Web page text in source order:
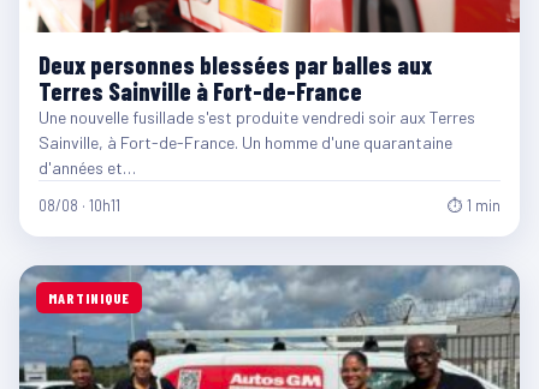
Deux personnes blessées par balles aux
Terres Sainville à Fort-de-France
Une nouvelle fusillade s'est produite vendredi soir aux Terres
Sainville, à Fort-de-France. Un homme d'une quarantaine
d'années et…
08/08 · 10h11 ⏱ 1 min
MARTINIQUE